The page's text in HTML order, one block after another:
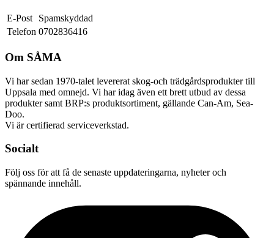
E-Post
Spamskyddad
Telefon 0702836416
Om SÅMA
Vi har sedan 1970-talet levererat skog-och trädgårdsprodukter till
Uppsala med omnejd. Vi har idag även ett brett utbud av dessa
produkter samt BRP:s produktsortiment, gällande Can-Am, Sea-
Doo.
Vi är certifierad serviceverkstad.
Socialt
Följ oss för att få de senaste uppdateringarna, nyheter och
spännande innehåll.